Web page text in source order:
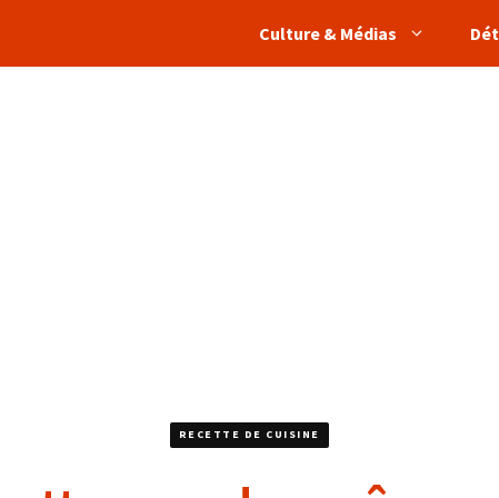
Culture & Médias
RECETTE DE CUISINE